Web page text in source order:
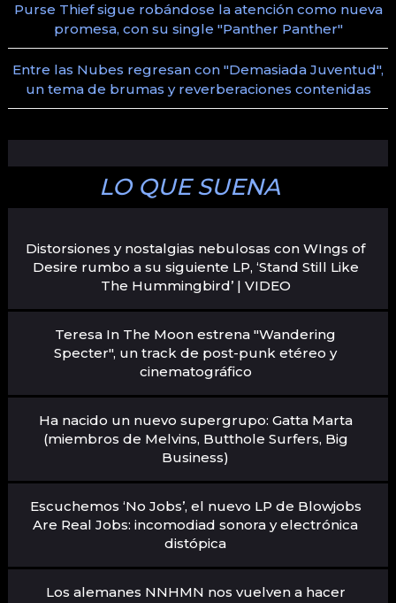
Purse Thief sigue robándose la atención como nueva
promesa, con su single "Panther Panther"
Entre las Nubes regresan con "Demasiada Juventud",
un tema de brumas y reverberaciones contenidas
LO QUE SUENA
Distorsiones y nostalgias nebulosas con WIngs of
Desire rumbo a su siguiente LP, ‘Stand Still Like
The Hummingbird’ | VIDEO
Teresa In The Moon estrena "Wandering
Specter", un track de post-punk etéreo y
cinematográfico
Ha nacido un nuevo supergrupo: Gatta Marta
(miembros de Melvins, Butthole Surfers, Big
Business)
Escuchemos ‘No Jobs’, el nuevo LP de Blowjobs
Are Real Jobs: incomodiad sonora y electrónica
distópica
Los alemanes NNHMN nos vuelven a hacer